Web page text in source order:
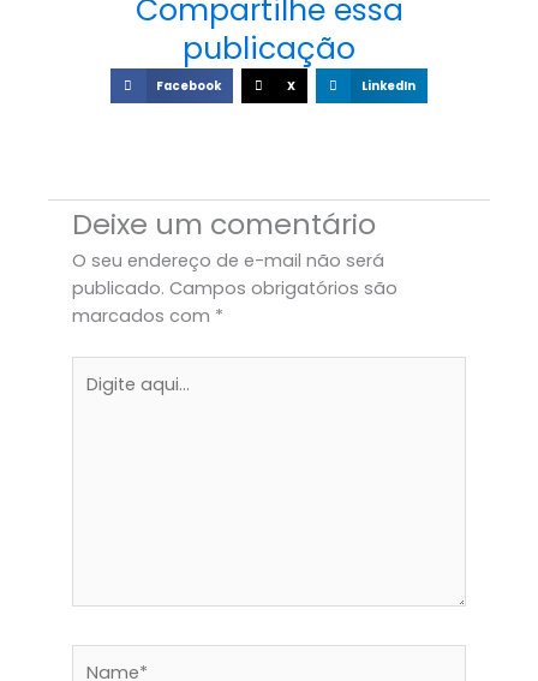
b
o
o
a
g
r
e
d
i
Compartilhe essa
publicação
Facebook X LinkedIn
Deixe um comentário
O seu endereço de e-mail não será
publicado. Campos obrigatórios são
marcados com *
aqui...